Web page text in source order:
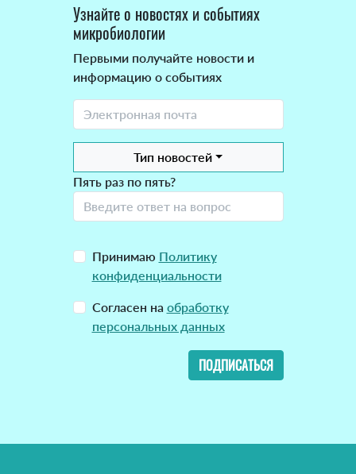
Узнайте о новостях и событиях
микробиологии
Первыми получайте новости и
информацию о событиях
Тип новостей
Пять раз по пять?
Принимаю Политику
конфиденциальности
Согласен на обработку
персональных данных
ПОДПИСАТЬСЯ